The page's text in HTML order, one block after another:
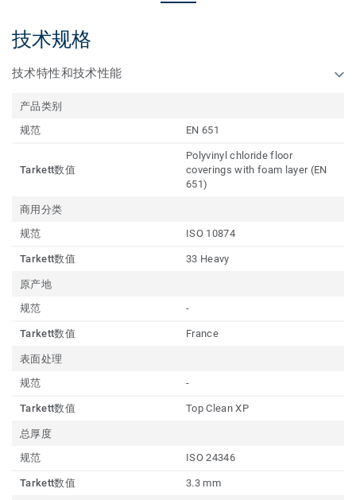
技术规格
技术特性和技术性能
产品类别
规范
EN 651
Tarkett数值
Polyvinyl chloride floor
coverings with foam layer (EN
651)
商用分类
规范
ISO 10874
Tarkett数值 33 Heavy
原产地
规范
-
Tarkett数值 France
表面处理
规范
-
Tarkett数值 Top Clean XP
总厚度
规范
ISO 24346
Tarkett数值 3.3 mm